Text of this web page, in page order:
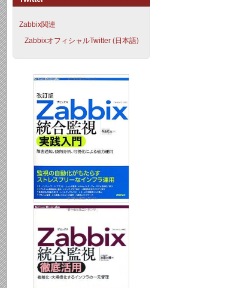
Zabbix関連
ZabbixオフィシャルTwitter (日本語)